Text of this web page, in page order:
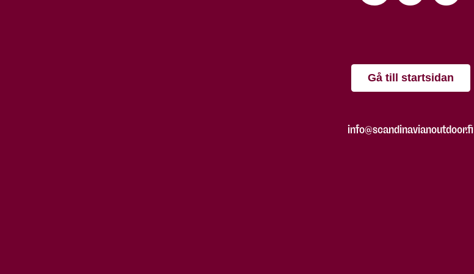
Gå till startsidan
info@scandinavianoutdoor.fi